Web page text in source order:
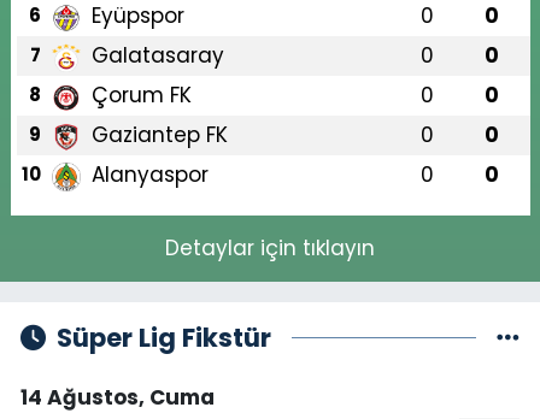
6 Eyüpspor 0 0
7 Galatasaray 0 0
8 Çorum FK 0 0
9 Gaziantep FK 0 0
10 Alanyaspor 0 0
Detaylar için tıklayın
Süper Lig Fikstür
14 Ağustos, Cuma